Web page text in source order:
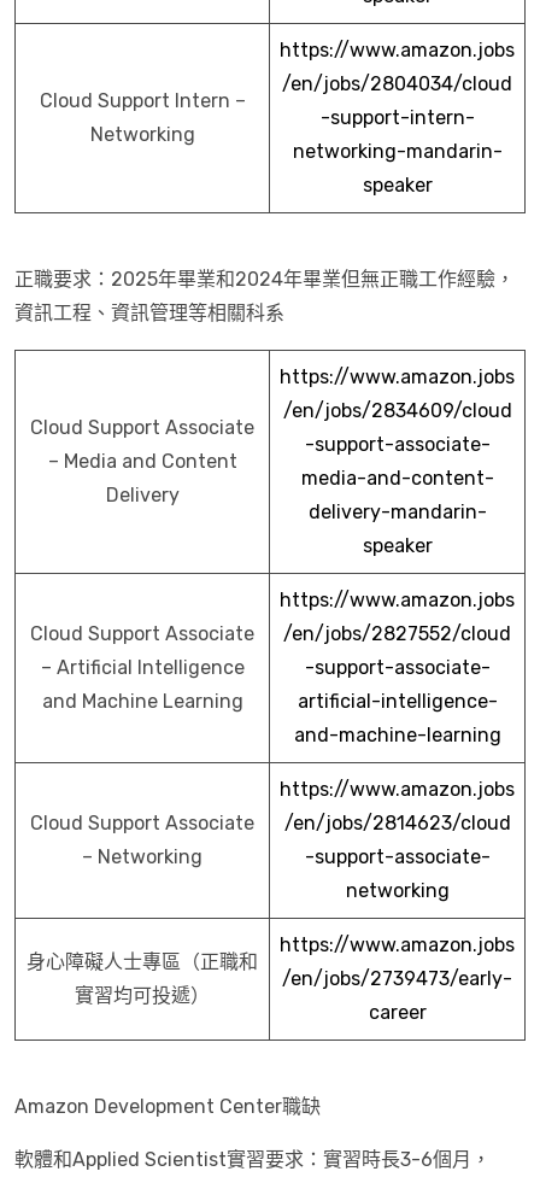
Cloud Support Intern –
Networking
https://www.amazon.jobs
/en/jobs/2804034/cloud
-support-intern-
networking-mandarin-
speaker
正職要求：2025年畢業和2024年畢業但無正職工作經驗，
資訊工程、資訊管理等相關科系
Cloud Support Associate
– Media and Content
Delivery
https://www.amazon.jobs
/en/jobs/2834609/cloud
-support-associate-
media-and-content-
delivery-mandarin-
speaker
Cloud Support Associate
– Artificial Intelligence
and Machine Learning
https://www.amazon.jobs
/en/jobs/2827552/cloud
-support-associate-
artificial-intelligence-
and-machine-learning
Cloud Support Associate
– Networking
https://www.amazon.jobs
/en/jobs/2814623/cloud
-support-associate-
networking
身心障礙人士專區（正職和
實習均可投遞）
https://www.amazon.jobs
/en/jobs/2739473/early-
career
Amazon Development Center職缺
軟體和Applied Scientist實習要求：實習時長3-6個月，